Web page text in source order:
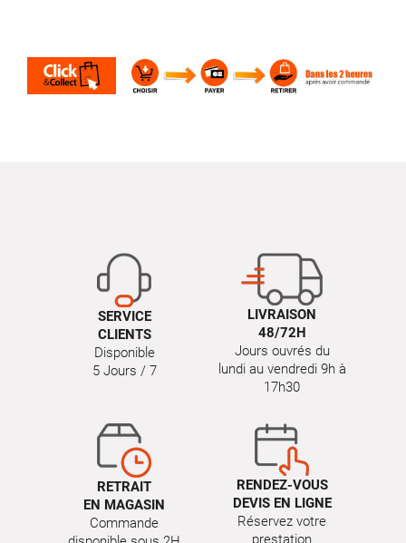
SERVICE
CLIENTS
Disponible
5 Jours / 7
LIVRAISON
48/72H
Jours ouvrés du
lundi au vendredi 9h à
17h30
RETRAIT
EN MAGASIN
Commande
RENDEZ-VOUS
DEVIS EN LIGNE
Réservez votre
prestation